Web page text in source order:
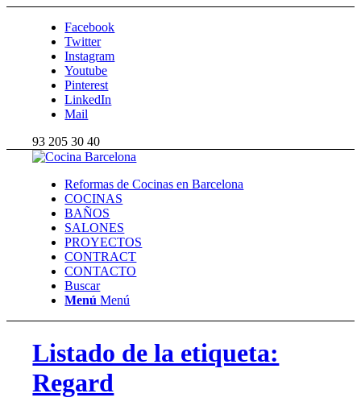
Facebook
Twitter
Instagram
Youtube
Pinterest
LinkedIn
Mail
93 205 30 40
Reformas de Cocinas en Barcelona
COCINAS
BAÑOS
SALONES
PROYECTOS
CONTRACT
CONTACTO
Buscar
Menú Menú
Listado de la etiqueta:
Regard